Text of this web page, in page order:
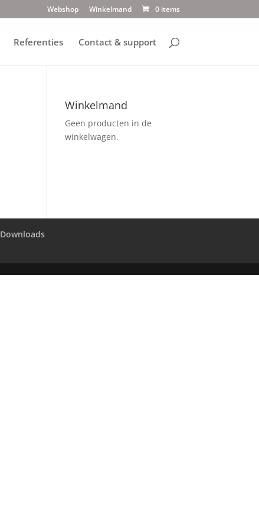
Webshop Winkelmand 0 items
Referenties Contact & support
Winkelmand
Geen producten in de
winkelwagen.
Downloads